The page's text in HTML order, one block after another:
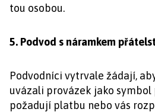
tou osobou.
5. Podvod s náramkem
Podvodníci vytrvale žádají,
uvázali provázek jako
požadují platbu nebo vás